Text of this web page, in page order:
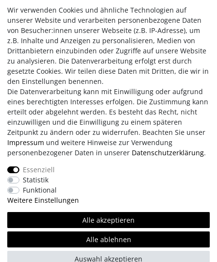
CD Wiederhol-/Zufall-/Anspiel-/Programmierfunktion
X-Bass Funktion
Stereo Ohrhörer (inkl.)
Akkuladefunktion
Batteriebetrieb DC 3 V 2 x UM-3/AA 1.5 V (Batterien
nicht inkl.)
AC/DC Netzadapter
Impressum AGB Daten­schutz­erklärung
Retouren/Reklamationen
Kontakt Team
Wir verwenden Cookies und ähnliche Technologien auf
unserer Website und verarbeiten personenbezogene Daten
von Besucher:innen unserer Webseite (z.B. IP-Adresse), um
z.B. Inhalte und Anzeigen zu personalisieren, Medien von
Drittanbietern einzubinden oder Zugriffe auf unsere Website
zu analysieren. Die Datenverarbeitung erfolgt erst durch
gesetzte Cookies. Wir teilen diese Daten mit Dritten, die wir in
den Einstellungen benennen.
Die Datenverarbeitung kann mit Einwilligung oder aufgrund
eines berechtigten Interesses erfolgen. Die Zustimmung kann
erteilt oder abgelehnt werden. Es besteht das Recht, nicht
einzuwilligen und die Einwilligung zu einem späteren
Zeitpunkt zu ändern oder zu widerrufen. Beachten Sie unser
Impressum und weitere Hinweise zur Verwendung
personenbezogener Daten in unserer Daten­schutz­erklärung.
Essenziell
Statistik
Funktional
Weitere Einstellungen
Alle akzeptieren
Alle ablehnen
Auswahl akzeptieren